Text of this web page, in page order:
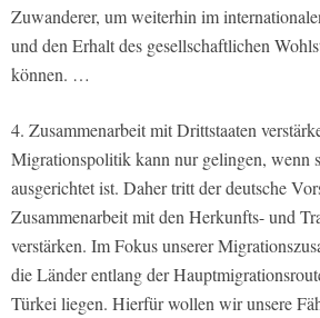
Zuwanderer, um weiterhin im
und den Erhalt des gesellschaftlichen
können. …
4. Zusammenarbeit mit Drittstaaten
Migrationspolitik kann nur gelingen, wenn
ausgerichtet ist. Daher tritt der deutsche
Zusammenarbeit mit den Herkunfts- und
verstärken. Im Fokus unserer
die Länder entlang der
Türkei liegen. Hierfür wollen wir unsere